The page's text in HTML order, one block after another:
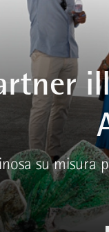
su